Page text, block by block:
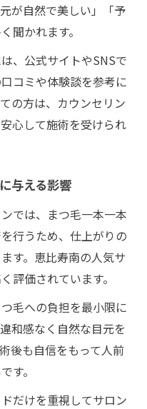
が自然で美しい」「予
聞かれます。
、公式サイトやSNSで
コミや体験談を参考に
の方は、カウンセリン
心して施術を受けられ
与える影響
では、まつ毛一本一本
行うため、仕上がりの
す。恵比寿南の人気サ
評価されています。
毛への負担を最小限に
和感なく自然な目元を
後も自信をもって人前
す。
だけを重視してサロン